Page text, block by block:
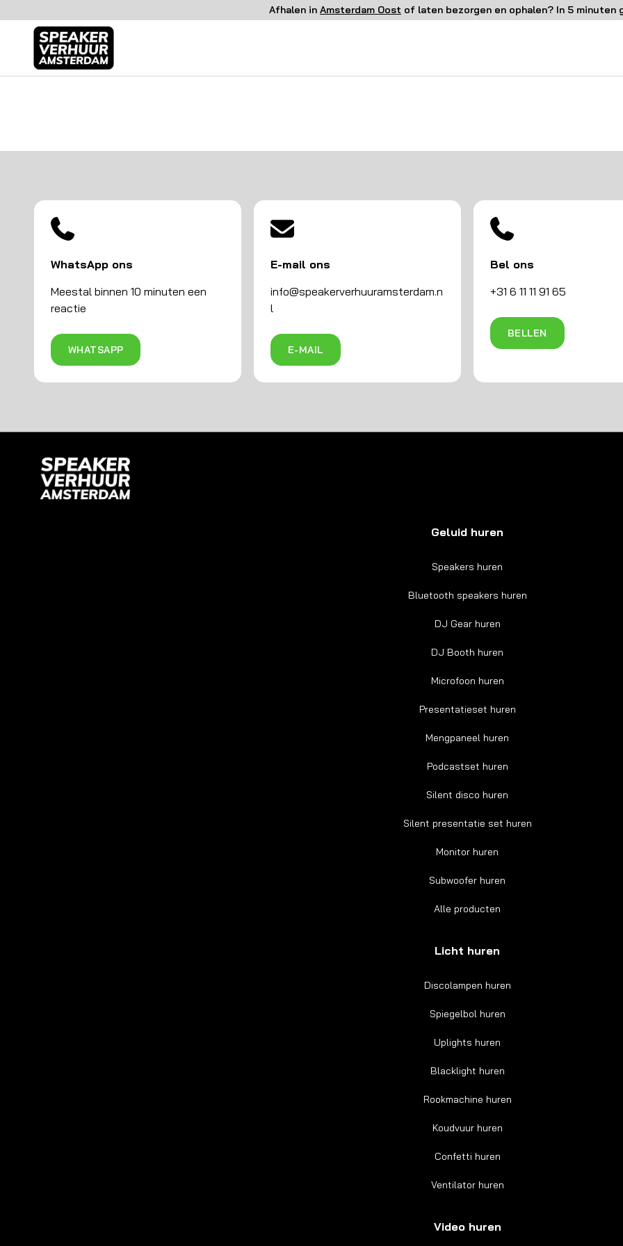
Afhalen in Amsterdam Oost of laten bezorgen en ophalen? In 5 minuten
WhatsApp ons
Meestal binnen 10 minuten een
reactie
WHATSAPP
E-mail ons
info@speakerverhuuramsterdam.n
l
E-MAIL
Bel ons
+31 6 11 11 91 65
BELLEN
Geluid huren
Speakers huren
Bluetooth speakers huren
DJ Gear huren
DJ Booth huren
Microfoon huren
Presentatieset huren
Mengpaneel huren
Podcastset huren
Silent disco huren
Silent presentatie set huren
Monitor huren
Subwoofer huren
Alle producten
Licht huren
Discolampen huren
Spiegelbol huren
Uplights huren
Blacklight huren
Rookmachine huren
Koudvuur huren
Confetti huren
Ventilator huren
Video huren